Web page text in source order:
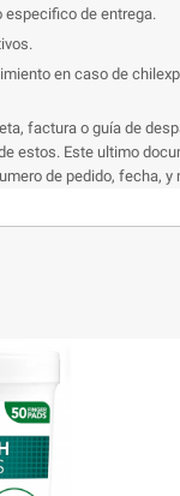
especifico de entrega.
en caso de
factura o guía de
estos. Este ultimo
de pedido, fecha, y